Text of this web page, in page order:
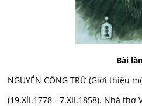
Bài
NGUYỄN CÔNG TRỨ (Giới thiệu
(19.XÍI.1778 - 7.XII.1858). Nhà